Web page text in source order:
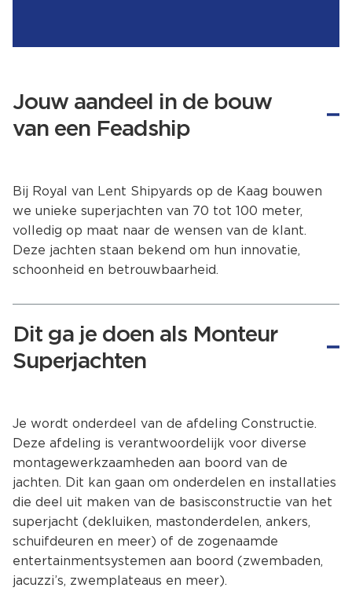
Jouw aandeel in de bouw
van een Feadship
Bij Royal van Lent Shipyards op de Kaag bouwen
we unieke superjachten van 70 tot 100 meter,
volledig op maat naar de wensen van de klant.
Deze jachten staan bekend om hun innovatie,
schoonheid en betrouwbaarheid.
Dit ga je doen als Monteur
Superjachten
Je wordt onderdeel van de afdeling Constructie.
Deze afdeling is verantwoordelijk voor diverse
montagewerkzaamheden aan boord van de
jachten. Dit kan gaan om onderdelen en installaties
die deel uit maken van de basisconstructie van het
superjacht (dekluiken, mastonderdelen, ankers,
schuifdeuren en meer) of de zogenaamde
entertainmentsystemen aan boord (zwembaden,
jacuzzi’s, zwemplateaus en meer).